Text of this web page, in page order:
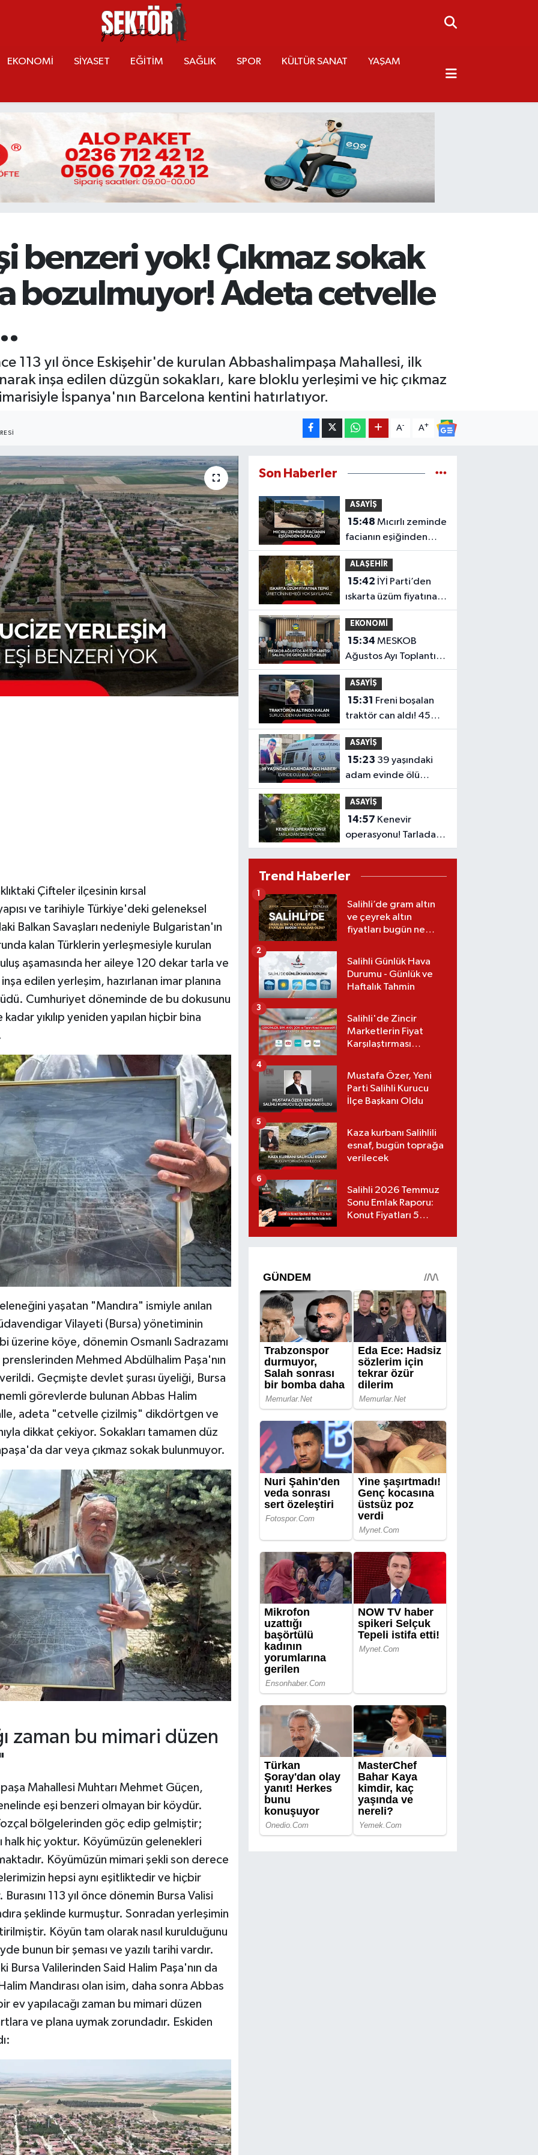
EKONOMİ SİYASET EĞİTİM SAĞLIK SPOR KÜLTÜR SANAT YAŞAM
benzeri yok! Çıkmaz sokak
bozulmuyor! Adeta cetvelle
113 yıl önce Eskişehir'de kurulan Abbashalimpaşa Mahallesi, ilk
inşa edilen düzgün sokakları, kare bloklu yerleşimi ve hiç çıkmaz
İspanya'nın Barcelona kentini hatırlatıyor.
A- A+
Çifteler ilçesinin kırsal
ve tarihiyle Türkiye'deki geleneksel
Balkan Savaşları nedeniyle Bulgaristan'ın
kalan Türklerin yerleşmesiyle kurulan
aşamasında her aileye 120 dekar tarla ve
edilen yerleşim, hazırlanan imar planına
Cumhuriyet döneminde de bu dokusunu
yıkılıp yeniden yapılan hiçbir bina
yaşatan "Mandıra" ismiyle anılan
Vilayeti (Bursa) yönetiminin
üzerine köye, dönemin Osmanlı Sadrazamı
prenslerinden Mehmed Abdülhalim Paşa'nın
Geçmişte devlet şurası üyeliği, Bursa
görevlerde bulunan Abbas Halim
adeta "cetvelle çizilmiş" dikdörtgen ve
dikkat çekiyor. Sokakları tamamen düz
dar veya çıkmaz sokak bulunmuyor.
zaman bu mimari düzen
Mahallesi Muhtarı Mehmet Güçen,
eşi benzeri olmayan bir köydür.
bölgelerinden göç edip gelmiştir;
halk hiç yoktur. Köyümüzün gelenekleri
Köyümüzün mimari şekli son derece
hepsi aynı eşitliktedir ve hiçbir
113 yıl önce dönemin Bursa Valisi
şeklinde kurmuştur. Sonradan yerleşimin
Köyün tam olarak nasıl kurulduğunu
bunun bir şeması ve yazılı tarihi vardır.
Bursa Valilerinden Said Halim Paşa'nın da
Mandırası olan isim, daha sonra Abbas
ev yapılacağı zaman bu mimari düzen
ve plana uymak zorundadır. Eskiden
Son Haberler
ASAYİŞ
15:48 Mıcırlı zeminde
facianın eşiğinden
dönüldü
ALAŞEHİR
15:42
ıskarta üzüm fiyatına
tepki 'Üreticinin
emeği yok sayılamaz'
EKONOMİ
15:34 MESKOB
Ağustos Ayı Toplantısı
Salihli’de
Gerçekleştirildi
ASAYİŞ
15:31
traktör can aldı! 45
yaşındaki sürücü
kurtarılamadı
ASAYİŞ
15:23
adam evinde ölü
bulundu! Ölüm nedeni
araştırılıyor
ASAYİŞ
14:57
operasyonu! Tarladan
125 kök çıktı
Trend Haberler
Salihli’de gram altın
ve çeyrek altın
fiyatları bugün ne
(07.08.2026)
1
Salihli Günlük Hava
Durumu - Günlük ve
Haftalık Tahmin
2
Salihli'de Zincir
Marketlerin Fiyat
Karşılaştırması
3
Mustafa Özer, Yeni
Parti Salihli Kurucu
İlçe Başkanı Oldu
4
Kaza kurbanı Salihlili
esnaf, bugün toprağa
verilecek
5
Salihli 2026 Temmuz
Sonu Emlak Raporu:
Konut Fiyatları 5
6